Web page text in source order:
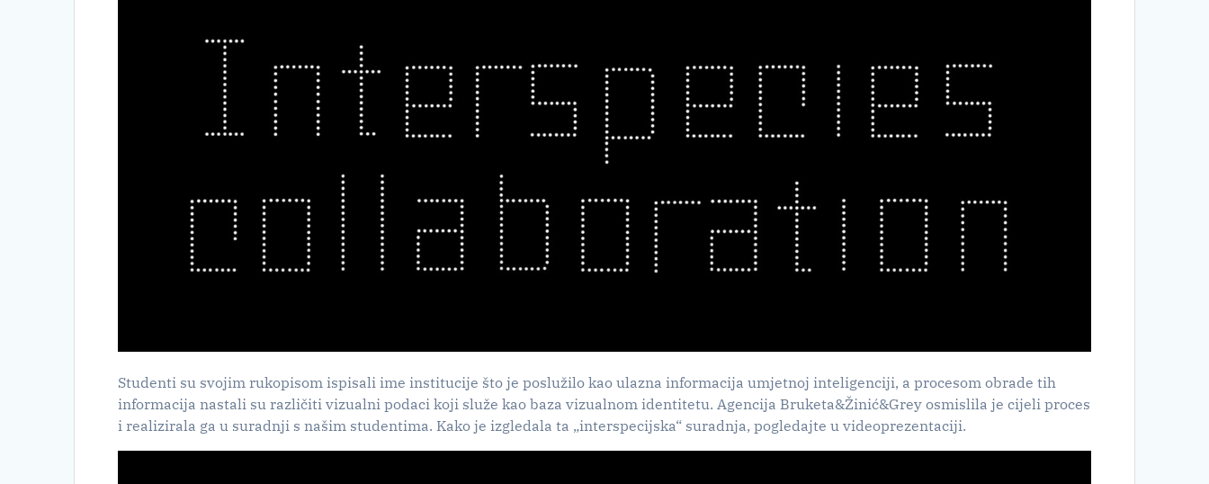
Studenti su svojim rukopisom ispisali ime institucije što je poslužilo kao ulazna informacija umjetnoj inteligenciji, a procesom obrade tih
informacija nastali su različiti vizualni podaci koji služe kao baza vizualnom identitetu. Agencija Bruketa&Žinić&Grey osmislila je cijeli proces
i realizirala ga u suradnji s našim studentima. Kako je izgledala ta „interspecijska“ suradnja, pogledajte u videoprezentaciji.